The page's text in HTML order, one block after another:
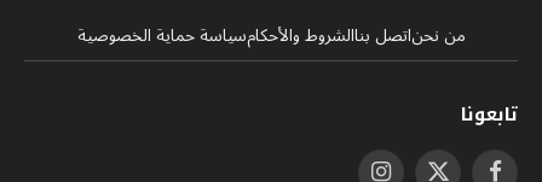
من نحناتصل بناالشروط والأحكامسياسة حماية الخصوصية
تابعونا